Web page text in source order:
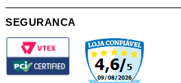
SEGURANCA